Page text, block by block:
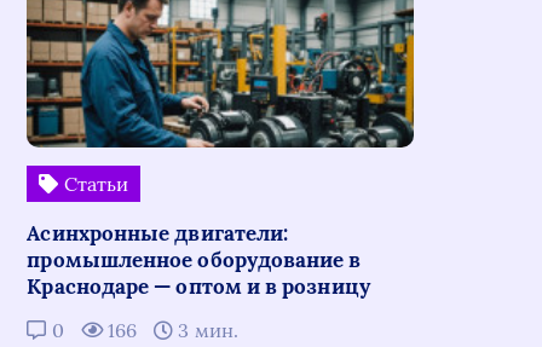
Статьи
Асинхронные двигатели:
промышленное оборудование в
Краснодаре — оптом и в розницу
0 166 3 мин.